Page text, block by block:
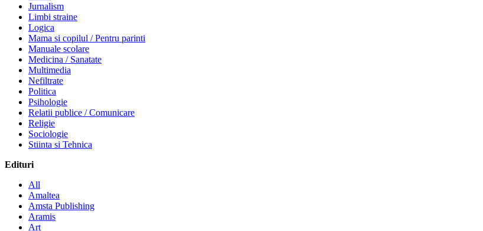
Jurnalism
Limbi straine
Logica
Mama si copilul / Pentru parinti
Manuale scolare
Medicina / Sanatate
Multimedia
Nefiltrate
Politica
Psihologie
Relatii publice / Comunicare
Religie
Sociologie
Stiinta si Tehnica
Edituri
All
Amaltea
Amsta Publishing
Aramis
Art